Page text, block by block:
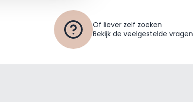
Of liever zelf zoeken
Bekijk de veelgestelde vragen